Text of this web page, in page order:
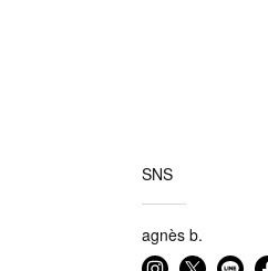
SNS
agnès b.